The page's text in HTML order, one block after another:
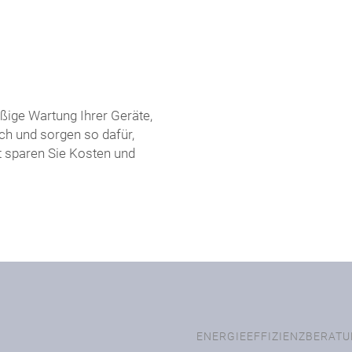
Wartung Ihrer Geräte,
und sorgen so dafür,
Sie Kosten und